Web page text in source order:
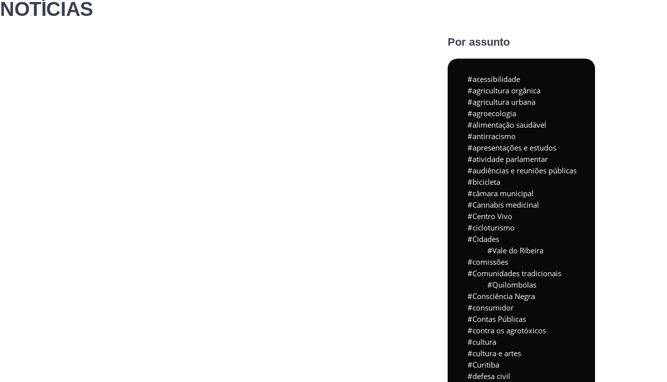
NOTÍCIAS
Por assunto
acessibilidade
agricultura orgânica
agricultura urbana
agroecologia
alimentação saudável
antirracismo
apresentações e estudos
atividade parlamentar
audiências e reuniões públicas
bicicleta
câmara municipal
Cannabis medicinal
Centro Vivo
cicloturismo
Cidades
Vale do Ribeira
comissões
Comunidades tradicionais
Quilombolas
Consciência Negra
consumidor
Contas Públicas
contra os agrotóxicos
cultura
cultura e artes
Curitiba
defesa civil